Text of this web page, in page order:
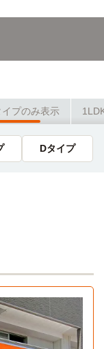
イプのみ表示
Dタイプ